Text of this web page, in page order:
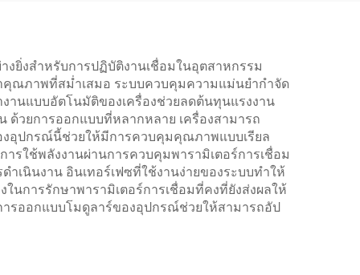
ยิ่งสำหรับการปฏิบัติงานเชื่อมในอุตสาหกรรม
คุณภาพที่สม่ำเสมอ ระบบควบคุมความแม่นยำกำจัด
านแบบอัตโนมัติของเครื่องช่วยลดต้นทุนแรงงาน
วยการออกแบบที่หลากหลาย เครื่องสามารถ
งอุปกรณ์นี้ช่วยให้มีการควบคุมคุณภาพแบบเรียล
รใช้พลังงานผ่านการควบคุมพารามิเตอร์การเชื่อม
เนินงาน อินเทอร์เฟซที่ใช้งานง่ายของระบบทำให้
นการรักษาพารามิเตอร์การเชื่อมที่คงที่ยังส่งผลให้
ารออกแบบโมดูลาร์ของอุปกรณ์ช่วยให้สามารถอัป